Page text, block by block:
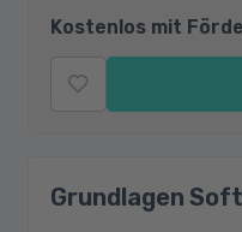
Kostenlos mit
Grundlagen